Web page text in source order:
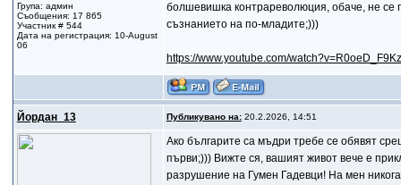
Група: админ
Съобщения: 17 865
Участник # 544
Дата на регистрация: 10-August
06
болшевишка контрареволюция, обаче, не се
съзнанието на по-младите;)))
https://www.youtube.com/
Йордан_13 Публикувано на:20.2.2026, 14:51
Ако българите са мъдри требе се обявят
първи;))) Вижте ся, вашият живот вече е
разрушение на Гумен Гадевци! На мен